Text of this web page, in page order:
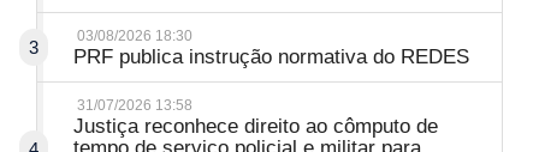
3
03/08/2026 18:30
PRF publica instrução normativa do REDES
31/07/2026 13:58
Justiça reconhece direito ao cômputo de